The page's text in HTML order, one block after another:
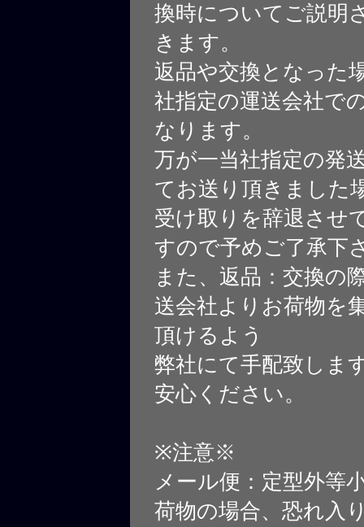
換時についてご説明
きます。
返品や交換となった
社指定の運送会社で
なります。
万が一当社指定の発
てお送り頂きました
受け取りを辞退させ
すので予めご了承下
また、返品：交換の
送会社よりお荷物を
頂けるよう
弊社にて手配致しま
安心ください。
※注意※
メール便：定型外等
荷物の場合、恐れ入